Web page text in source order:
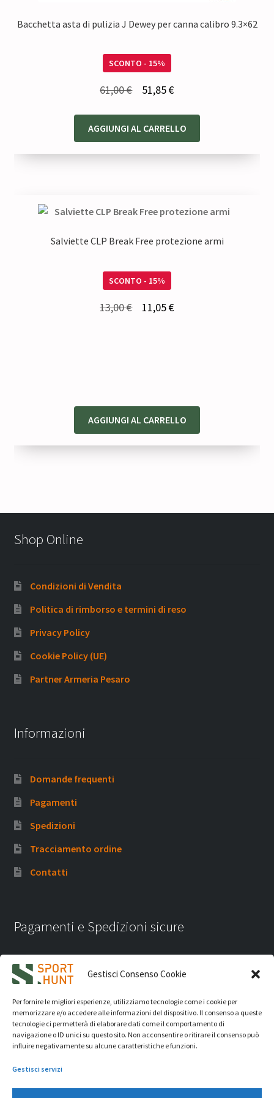
Gestisci Consenso Cookie
Per fornire le migliori esperienze, utilizziamo tecnologie come i cookie per
memorizzare e/o accedere alle informazioni del dispositivo. Il consenso a queste
tecnologie ci permetterà di elaborare dati come il comportamento di
navigazione o ID unici su questo sito. Non acconsentire o ritirare il consenso può
influire negativamente su alcune caratteristiche e funzioni.
Gestisci servizi
Bacchetta asta di pulizia J Dewey per canna calibro 9.3×62
SCONTO - 15%
61,00€
originale
era:
51,85€Il
attuale
è:
AGGIUNGI AL CARRELLO
Salviette CLP Break Free protezione armi
SCONTO - 15%
13,00€ 11,05€Il
AGGIUNGI AL CARRELLO
Shop Online
Condizioni di Vendita
Politica di rimborso e termini di reso
Privacy Policy
Cookie Policy (UE)
Partner Armeria Pesaro
Informazioni
Domande frequenti
Pagamenti
Spedizioni
Tracciamento ordine
Contatti
Pagamenti e Spedizioni sicure